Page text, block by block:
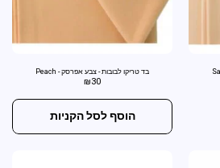
בד טריקו לבובות - צבע אפרסק - Peach
₪30
הוסף לסל הקניות